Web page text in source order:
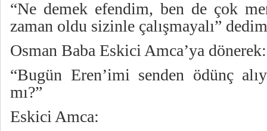
“Ne demek efendim, ben de çok
zaman oldu sizinle çalışmayalı”
Osman Baba Eskici Amca’ya dönerek:
“Bugün Eren’imi senden ödünç
mı?”
Eskici Amca: